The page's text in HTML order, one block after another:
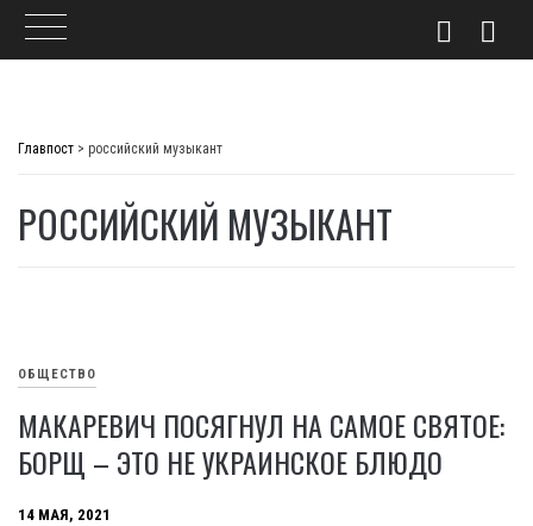
Главпост > российский музыкант
РОССИЙСКИЙ МУЗЫКАНТ
ОБЩЕСТВО
МАКАРЕВИЧ ПОСЯГНУЛ НА САМОЕ СВЯТОЕ:
БОРЩ – ЭТО НЕ УКРАИНСКОЕ БЛЮДО
14 МАЯ, 2021